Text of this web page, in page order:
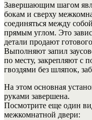
Завершающим шагом
бокам и сверху
соединяться между
прямым углом. Это
детали продают
Выполняют запил
по месту, закрепляют с
гвоздями без шляпок,
На этом основная
руками завершена.
Посмотрите еще один
межкомнатной двери: